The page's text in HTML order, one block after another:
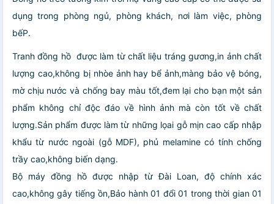
dụng trong phòng ngủ, phòng khách, nơi làm việc, phòng
bếP.
Tranh đồng hồ được làm từ chất liệu tráng gương,in ảnh chất
lượng cao,không bị nhòe ảnh hay bể ảnh,màng bảo vệ bóng,
mờ chịu nước và chống bay màu tốt,đem lại cho bạn một sản
phẩm không chỉ độc đáo về hình ảnh mà còn tốt về chất
lượng.Sản phẩm được làm từ những lọai gỗ mịn cao cấp nhập
khẩu từ nước ngoài (gỗ MDF), phủ melamine có tính chống
trầy cao,không biến dạng.
Bộ máy đồng hồ được nhập từ Đài Loan, độ chính xác
cao,không gây tiếng ồn,Bảo hành 01 đổi 01 trong thời gian 01